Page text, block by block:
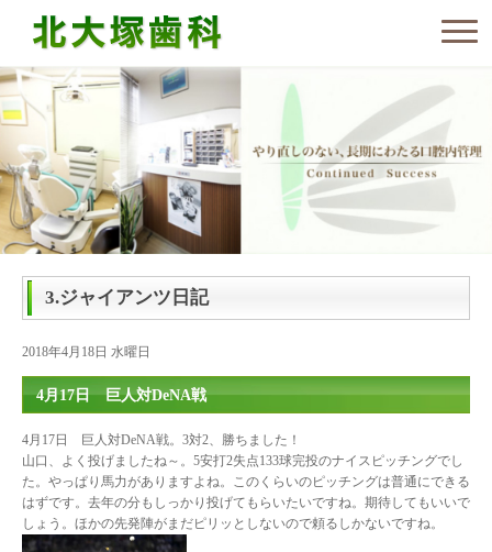
3.ジャイアンツ日記
2018年4月18日 水曜日
4月17日 巨人対DeNA戦
4月17日 巨人対DeNA戦。3対2、勝ちました！
山口、よく投げましたね～。5安打2失点133球完投のナイスピッチングでし
た。やっぱり馬力がありますよね。このくらいのピッチングは普通にできる
はずです。去年の分もしっかり投げてもらいたいですね。期待してもいいで
しょう。ほかの先発陣がまだピリッとしないので頼るしかないですね。